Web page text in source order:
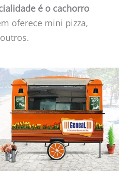
é o cachorro
oferece mini pizza,